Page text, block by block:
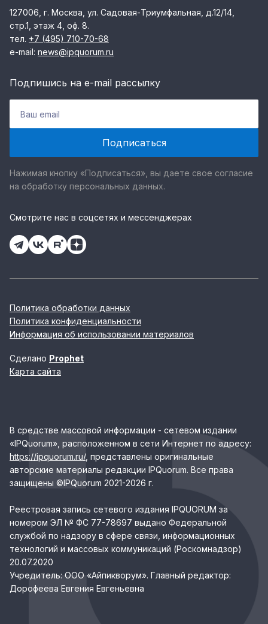
127006, г. Москва, ул. Садовая-Триумфальная, д.12/14,
стр.1, этаж 4, оф. 8.
тел. +7 (495) 710-70-68
e-mail: news@ipquorum.ru
Подпишись на e-mail рассылку
Нажимая кнопку «Подписаться», вы даете свое согласие
на обработку персональных данных.
Смотрите нас в соцсетях и мессенджерах
Политика обработки данных
Политика конфиденциальности
Информация об использовании материалов
Сделано Prophet
Карта сайта
В средстве массовой информации - сетевом издании
«IPQuorum», расположенном в сети Интернет по адресу:
https://ipquorum.ru/, представлены оригинальные
авторские материалы редакции IPQuorum. Все права
защищены ©IPQuorum 2021-2026 г.
Реестровая запись сетевого издания IPQUORUM за
номером ЭЛ № ФС 77-78697 выдано Федеральной
службой по надзору в сфере связи, информационных
технологий и массовых коммуникаций (Роскомнадзор)
20.07.2020
Учредитель: ООО «Айпикворум». Главный редактор:
Дорофеева Евгения Евгеньевна